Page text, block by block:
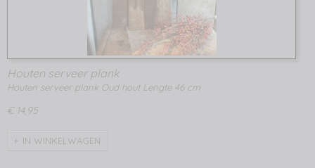
Houten serveer plank
Houten serveer plank Oud hout Lengte 46 cm
€ 14,95
IN WINKELWAGEN